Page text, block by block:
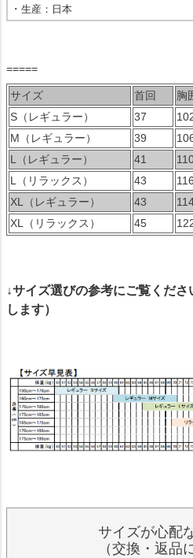
・ 生産：日本
=====
サイズ 首回 胸
S（レギュラー）
37
M（レギュラー）
39
L（レギュラー）
41
L（リラックス）
43 116
XL（レギュラー）
43
XL（リラックス）
45
↓サイズ選びの参考にご覧くだ
します）
サイズが心配
（交換・返品